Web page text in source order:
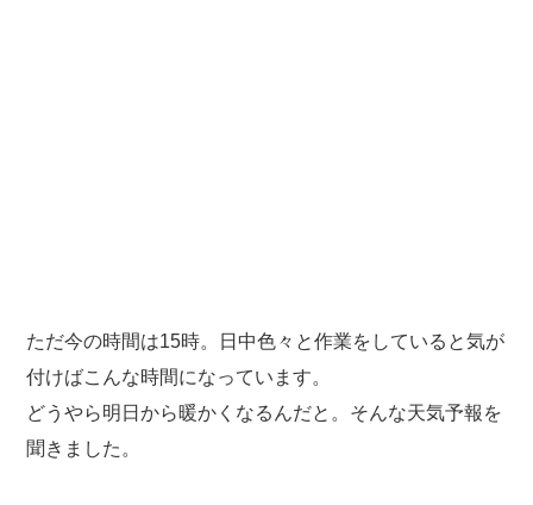
ただ今の時間は15時。日中色々と作業をしていると気が
付けばこんな時間になっています。
どうやら明日から暖かくなるんだと。そんな天気予報を
聞きました。